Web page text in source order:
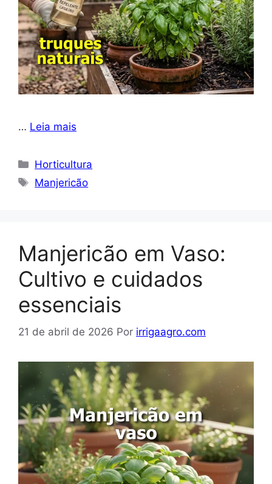
… Leia mais
Categorias
Horticultura
Tags
Manjericão
Manjericão em Vaso:
Cultivo e cuidados
essenciais
21 de abril de 2026 Por irrigaagro.com